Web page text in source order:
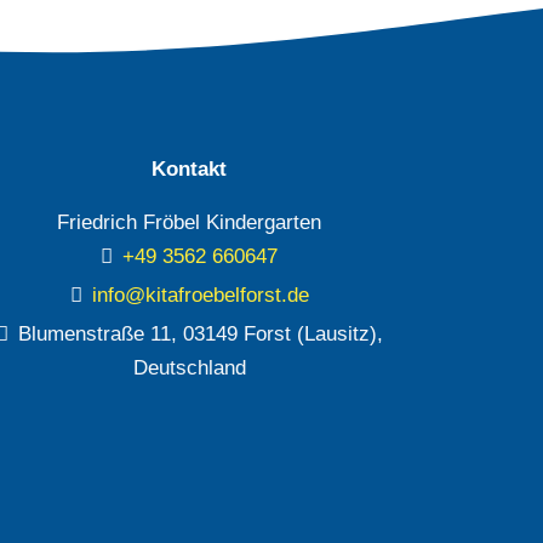
Kontakt
Friedrich Fröbel Kindergarten
+49 3562 660647
info@kitafroebelforst.de
Blumenstraße 11, 03149 Forst (Lausitz),
Deutschland